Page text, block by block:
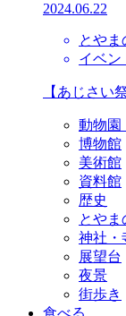
2024.06.22
とやま
イベン
【あじさい
動物園
博物館
美術館
資料館
歴史
とやま
神社・
展望台
夜景
街歩き
食べる